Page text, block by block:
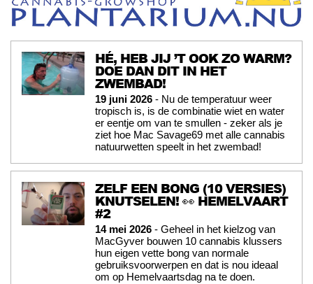
HÉ, HEB JIJ ’T OOK ZO WARM?
DOE DAN DIT IN HET
ZWEMBAD!
19 juni 2026 - Nu de temperatuur weer
tropisch is, is de combinatie wiet en water
er eentje om van te smullen - zeker als je
ziet hoe Mac Savage69 met alle cannabis
natuurwetten speelt in het zwembad!
ZELF EEN BONG (10 VERSIES)
KNUTSELEN! 👀 HEMELVAART
#2
14 mei 2026 - Geheel in het kielzog van
MacGyver bouwen 10 cannabis klussers
hun eigen vette bong van normale
gebruiksvoorwerpen en dat is nou ideaal
om op Hemelvaartsdag na te doen.